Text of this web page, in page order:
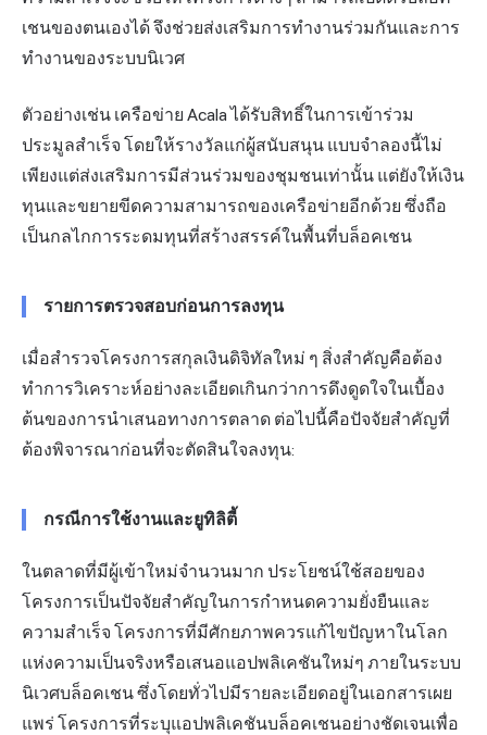
เชนของตนเองได้ จึงช่วยส่งเสริมการทำงานร่วมกันและการ
ทำงานของระบบนิเวศ
ตัวอย่างเช่น เครือข่าย Acala ได้รับสิทธิ์ในการเข้าร่วม
ประมูลสำเร็จ โดยให้รางวัลแก่ผู้สนับสนุน แบบจำลองนี้ไม่
เพียงแต่ส่งเสริมการมีส่วนร่วมของชุมชนเท่านั้น แต่ยังให้เงิน
ทุนและขยายขีดความสามารถของเครือข่ายอีกด้วย ซึ่งถือ
เป็นกลไกการระดมทุนที่สร้างสรรค์ในพื้นที่บล็อคเชน
รายการตรวจสอบก่อนการลงทุน
เมื่อสำรวจโครงการสกุลเงินดิจิทัลใหม่ ๆ สิ่งสำคัญคือต้อง
ทำการวิเคราะห์อย่างละเอียดเกินกว่าการดึงดูดใจในเบื้อง
ต้นของการนำเสนอทางการตลาด ต่อไปนี้คือปัจจัยสำคัญที่
ต้องพิจารณาก่อนที่จะตัดสินใจลงทุน:
กรณีการใช้งานและยูทิลิตี้
ในตลาดที่มีผู้เข้าใหม่จำนวนมาก ประโยชน์ใช้สอยของ
โครงการเป็นปัจจัยสำคัญในการกำหนดความยั่งยืนและ
ความสำเร็จ โครงการที่มีศักยภาพควรแก้ไขปัญหาในโลก
แห่งความเป็นจริงหรือเสนอแอปพลิเคชันใหม่ๆ ภายในระบบ
นิเวศบล็อคเชน ซึ่งโดยทั่วไปมีรายละเอียดอยู่ในเอกสารเผย
แพร่ โครงการที่ระบุแอปพลิเคชันบล็อคเชนอย่างชัดเจนเพื่อ